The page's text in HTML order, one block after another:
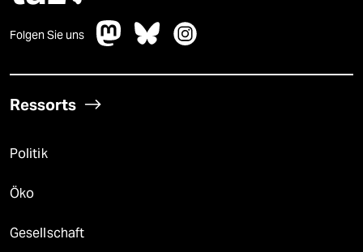
Folgen Sie uns
Ressorts
Politik
Öko
Gesellschaft